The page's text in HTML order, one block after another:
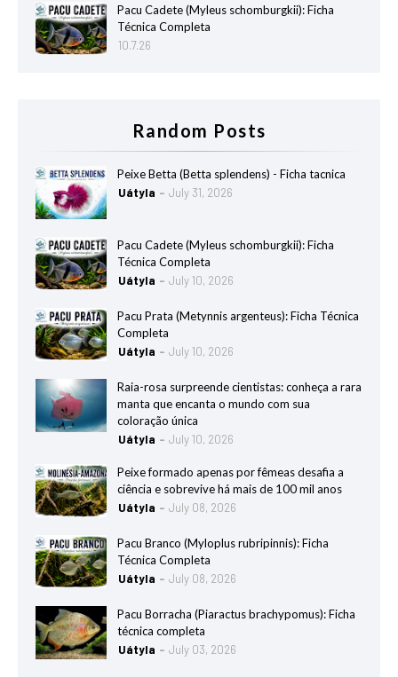
Pacu Cadete (Myleus schomburgkii): Ficha
Técnica Completa
10.7.26
Random Posts
Peixe Betta (Betta splendens) - Ficha tacnica
Uátyla
July 31, 2026
Pacu Cadete (Myleus schomburgkii): Ficha
Técnica Completa
Uátyla
July 10, 2026
Pacu Prata (Metynnis argenteus): Ficha Técnica
Completa
Uátyla
July 10, 2026
Raia-rosa surpreende cientistas: conheça a rara
manta que encanta o mundo com sua
coloração única
Uátyla
July 10, 2026
Peixe formado apenas por fêmeas desafia a
ciência e sobrevive há mais de 100 mil anos
Uátyla
July 08, 2026
Pacu Branco (Myloplus rubripinnis): Ficha
Técnica Completa
Uátyla
July 08, 2026
Pacu Borracha (Piaractus brachypomus): Ficha
técnica completa
Uátyla
July 03, 2026